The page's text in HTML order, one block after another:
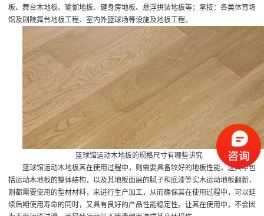
板、舞台木地板、瑜伽地板、健身房地板、悬浮拼装地板等；承接：各类体育场
馆及剧院舞台地板工程、室内外篮球场等设施及地板工程。
篮球馆运动木地板的规格尺寸有哪些讲究
篮球馆运动木地板其在使用过程中，则需要具备较好的地板性能，这其中包
括运动木地板的整体结构，以及其地板面层的腻子和底漆等实木运动地板翻新，
则都需要使用的型材材料，来进行生产加工，从而确保其在使用过程中，可以延
续后期使用寿命的同时，又具有良好的产品性能稳定性。让其在使用中，不会因